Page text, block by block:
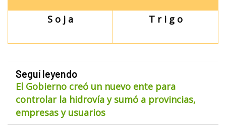
S o j a T r i g o
Seguí leyendo
El Gobierno creó un nuevo ente para
controlar la hidrovía y sumó a provincias,
empresas y usuarios